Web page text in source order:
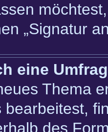
„Signatur
eine
Thema
bearbeitest,
des